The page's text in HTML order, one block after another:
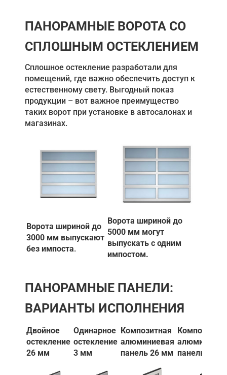
ПАНОРАМНЫЕ ВОРОТА СО
СПЛОШНЫМ ОСТЕКЛЕНИЕМ
Сплошное остекление разработали для
помещений, где важно обеспечить доступ к
естественному свету. Выгодный показ
продукции – вот важное преимущество
таких ворот при установке в автосалонах и
магазинах.
Ворота шириной до
3000 мм выпускают
без импоста.
Ворота шириной до
5000 мм могут
выпускать с одним
импостом.
ПАНОРАМНЫЕ ПАНЕЛИ:
ВАРИАНТЫ ИСПОЛНЕНИЯ
Двойное
остекление
26 мм
Одинарное
остекление
3 мм
Композитная
алюминиевая
панель 26 мм панель 3 мм